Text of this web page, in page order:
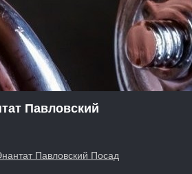
Павловский
Павловский Посад